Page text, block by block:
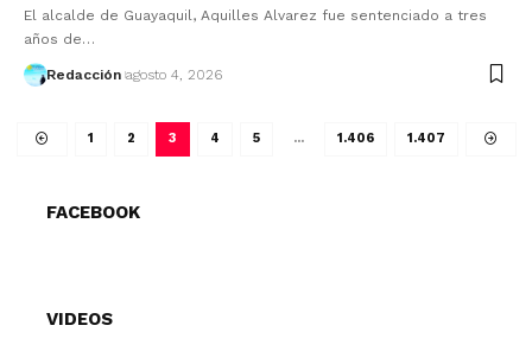
El alcalde de Guayaquil, Aquilles Alvarez fue sentenciado a tres
años de…
Redacción agosto 4, 2026
1 2 3 4 5 … 1.406 1.407
FACEBOOK
VIDEOS